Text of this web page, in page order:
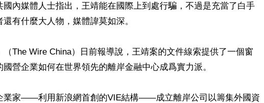
國內媒體人士指出，王靖能在國際上到處行騙，不過是充當了白手
有什麼大人物，媒體諱莫如深。
The Wire China）日前報導說，王靖案的文件線索提供了一個窗
營企業如何在世界領先的離岸金融中心成爲實力派。
業家——利用新浪網首創的VIE結構——成立離岸公司以籌集外國資